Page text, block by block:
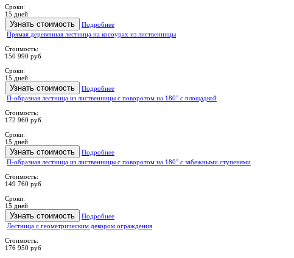
Сроки:
15 дней
Узнать стоимость
Подробнее
Прямая деревянная лестница на косоурах из лиственницы
Стоимость:
150 990 руб
Сроки:
15 дней
Узнать стоимость
Подробнее
П-образная лестница из лиственницы с поворотом на 180° с площадкой
Стоимость:
172 960 руб
Сроки:
15 дней
Узнать стоимость
Подробнее
П-образная лестница из лиственницы с поворотом на 180° с забежными ступенями
Стоимость:
149 760 руб
Сроки:
15 дней
Узнать стоимость
Подробнее
Лестница с геометрическим декором ограждения
Стоимость:
176 950 руб